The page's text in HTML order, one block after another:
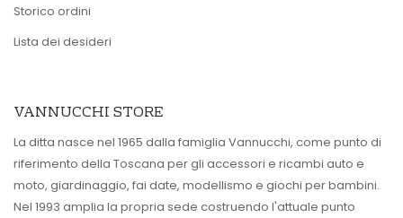
Storico ordini
Lista dei desideri
VANNUCCHI STORE
La ditta nasce nel 1965 dalla famiglia Vannucchi, come punto di
riferimento della Toscana per gli accessori e ricambi auto e
moto, giardinaggio, fai date, modellismo e giochi per bambini.
Nel 1993 amplia la propria sede costruendo l'attuale punto